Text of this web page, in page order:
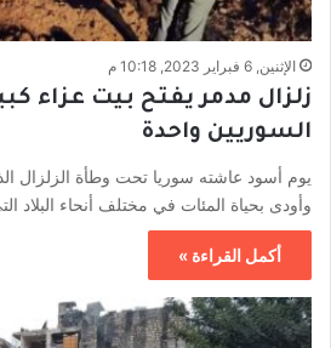
الإثنين, 6 فبراير 2023, 10:18 م
زلزال مدمر يفتح بيت عزاء
السوريين واحدة
يوم أسود عاشته سوريا تحت وطأة الزلزال
وأودى بحياة المئات في مختلف أنحاء البلاد
أكمل القراءة »